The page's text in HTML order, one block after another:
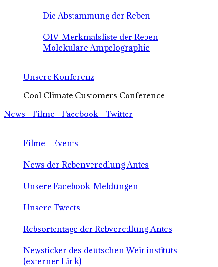
Die Abstammung der Reben
OIV-Merkmalsliste der Reben
Molekulare Ampelographie
Unsere Konferenz
Cool Climate Customers Conference
News - Filme - Facebook - Twitter
Filme - Events
News der Rebenveredlung Antes
Unsere Facebook-Meldungen
Unsere Tweets
Rebsortentage der Rebveredlung Antes
Newsticker des deutschen Weininstituts
(externer Link)